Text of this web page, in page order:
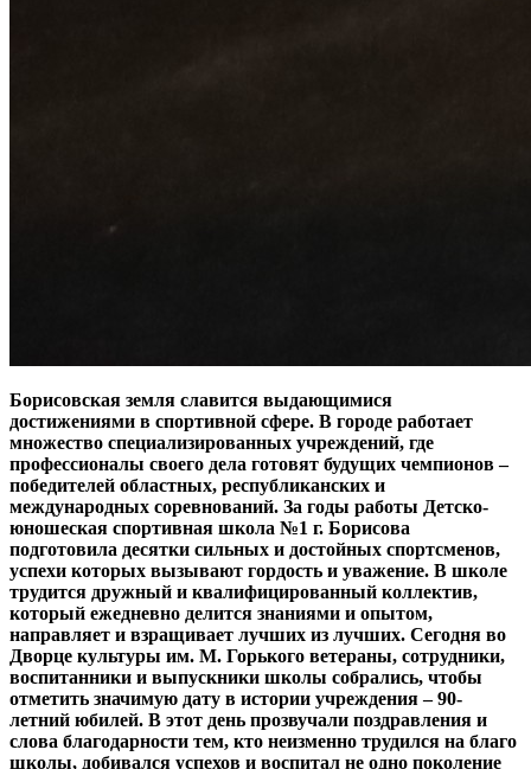
Борисовская земля славится выдающимися
достижениями в спортивной сфере. В городе работает
множество специализированных учреждений, где
профессионалы своего дела готовят будущих чемпионов –
победителей областных, республиканских и
международных соревнований. За годы работы Детско-
юношеская спортивная школа №1 г. Борисова
подготовила десятки сильных и достойных спортсменов,
успехи которых вызывают гордость и уважение. В школе
трудится дружный и квалифицированный коллектив,
который ежедневно делится знаниями и опытом,
направляет и взращивает лучших из лучших. Сегодня во
Дворце культуры им. М. Горького ветераны, сотрудники,
воспитанники и выпускники школы собрались, чтобы
отметить значимую дату в истории учреждения – 90-
летний юбилей. В этот день прозвучали поздравления и
слова благодарности тем, кто неизменно трудился на благо
школы, добивался успехов и воспитал не одно поколение